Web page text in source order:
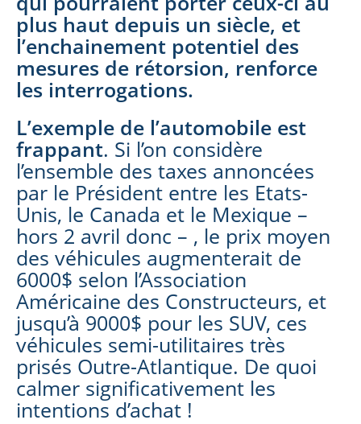
plus haut depuis un siècle, et
l’enchainement potentiel des
mesures de rétorsion, renforce
les interrogations.
L’exemple de l’automobile est
frappant. Si l’on considère
l’ensemble des taxes annoncées
par le Président entre les Etats-
Unis, le Canada et le Mexique –
hors 2 avril donc – , le prix moyen
des véhicules augmenterait de
6000$ selon l’Association
Américaine des Constructeurs, et
jusqu’à 9000$ pour les SUV, ces
véhicules semi-utilitaires très
prisés Outre-Atlantique. De quoi
calmer significativement les
intentions d’achat !